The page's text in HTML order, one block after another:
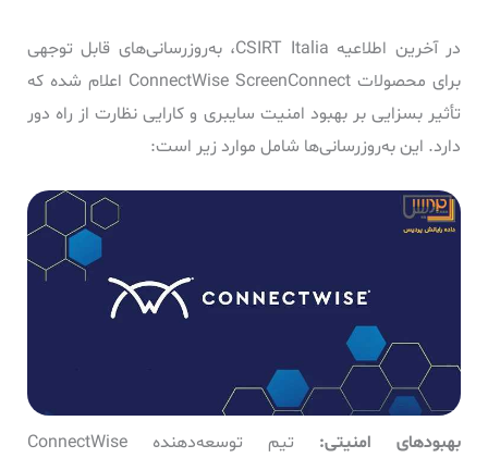
در آخرین اطلاعیه CSIRT Italia، به‌روزرسانی‌های قابل توجهی
برای محصولات ConnectWise ScreenConnect اعلام شده که
تأثیر بسزایی بر بهبود امنیت سایبری و کارایی نظارت از راه دور
دارد. این به‌روزرسانی‌ها شامل موارد زیر است:
بهبودهای امنیتی:
تیم توسعه‌دهنده ConnectWise